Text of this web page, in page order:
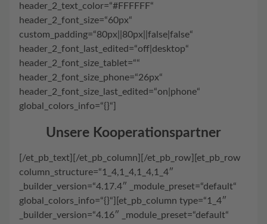
header_2_text_color=“#FFFFFF“
header_2_font_size=“60px“
custom_padding=“80px||80px||false|false“
header_2_font_last_edited=“off|desktop“
header_2_font_size_tablet=““
header_2_font_size_phone=“26px“
header_2_font_size_last_edited=“on|phone“
global_colors_info=“{}“]
Unsere Kooperationspartner
[/et_pb_text][/et_pb_column][/et_pb_row][et_pb_row
column_structure=“1_4,1_4,1_4,1_4″
_builder_version=“4.17.4″ _module_preset=“default“
global_colors_info=“{}“][et_pb_column type=“1_4″
_builder_version=“4.16″ _module_preset=“default“